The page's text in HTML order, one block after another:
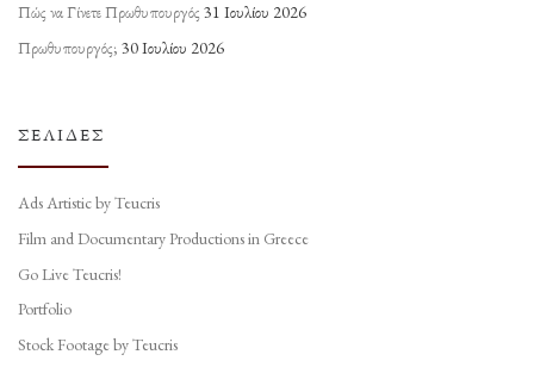
Πώς να Γίνετε Πρωθυπουργός 31 Ιουλίου 2026
Πρωθυπουργός; 30 Ιουλίου 2026
ΣΕΛΊΔΕΣ
Ads Artistic by Teucris
Film and Documentary Productions in Greece
Go Live Teucris!
Portfolio
Stock Footage by Teucris